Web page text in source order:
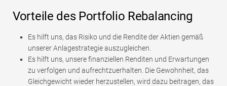
Vorteile des Portfolio Rebalancing
Es hilft uns, das Risiko und die Rendite der Aktien gemäß
unserer Anlagestrategie auszugleichen.
Es hilft uns, unsere finanziellen Renditen und Erwartungen
zu verfolgen und aufrechtzuerhalten. Die Gewohnheit, das
Gleichgewicht wieder herzustellen, wird dazu beitragen, das